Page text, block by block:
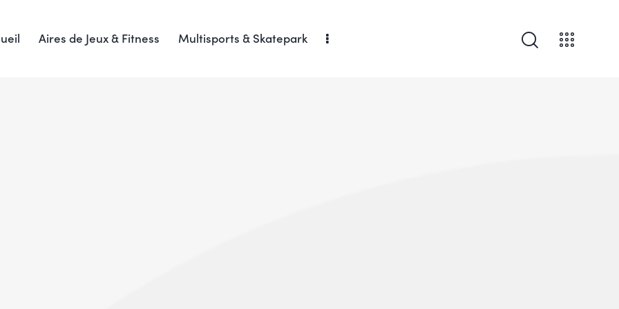
Aires de Jeux & Fitness Multisports & Skatepark